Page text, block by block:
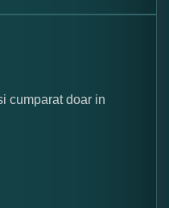
cumparat doar in